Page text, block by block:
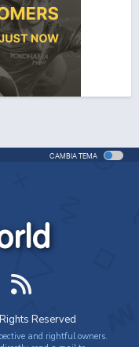
Danshaku to Himitsu
Cappello di
no Mecha Kyohei
CAMBIA TEMA
Reserved
and rightful owners.